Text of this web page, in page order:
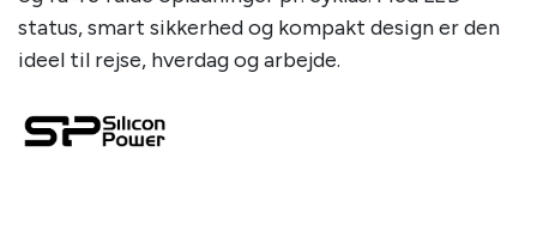
status, smart sikkerhed og kompakt design er den
ideel til rejse, hverdag og arbejde.